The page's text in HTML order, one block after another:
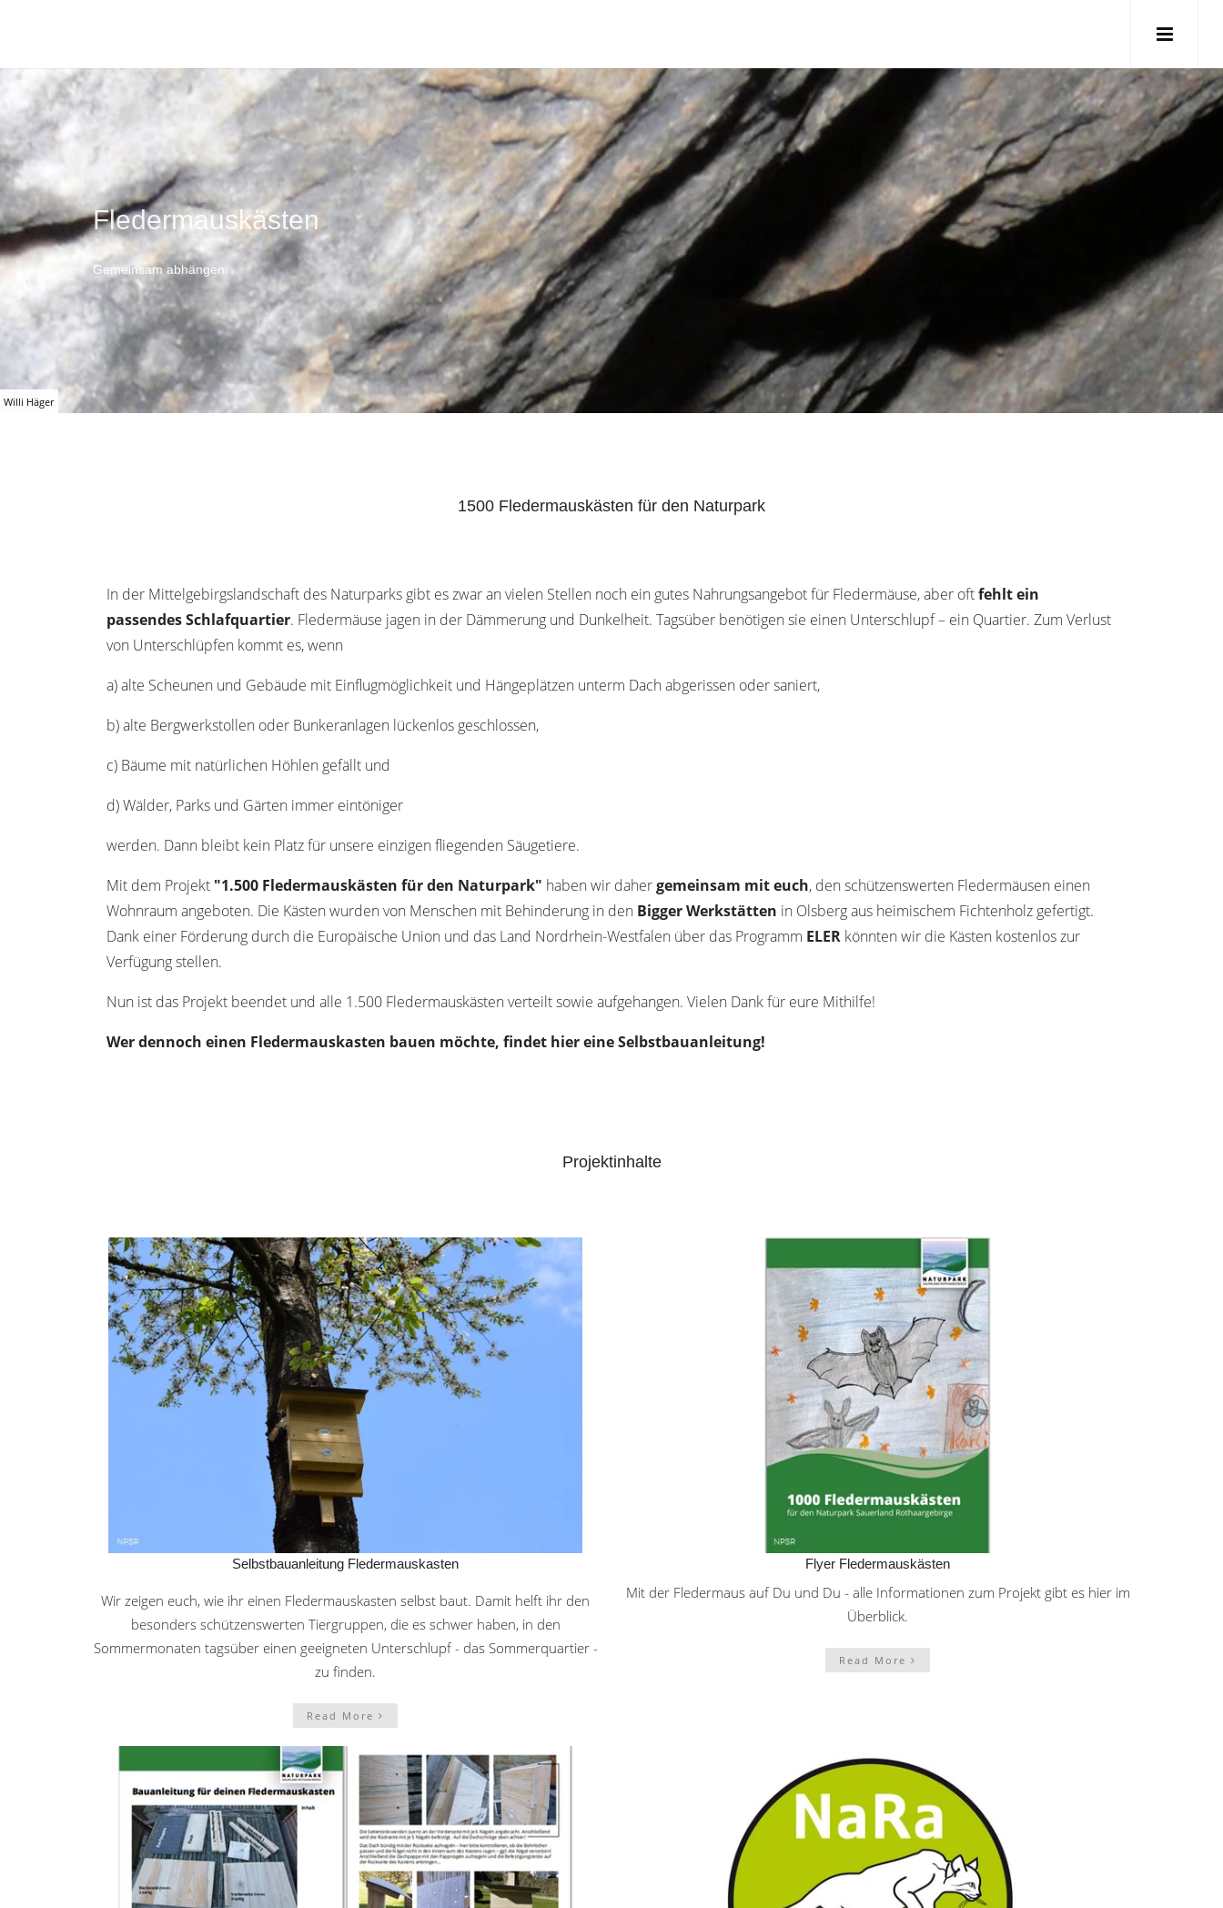
Willi Häger
Fledermauskästen
Gemeinsam abhängen
1500 Fledermauskästen für den Naturpark
In der Mittelgebirgslandschaft des Naturparks gibt es zwar an vielen Stellen noch ein gutes Nahrungsangebot für Fledermäuse, aber oftfehlt ein
passendes Schlafquartier. Fledermäuse jagen in der Dämmerung und Dunkelheit. Tagsüber benötigen sie einen Unterschlupf – ein Quartier. Zum Verlust
von Unterschlüpfen kommt es, wenn
a) alte Scheunen und Gebäude mit Einflugmöglichkeit und Hängeplätzen unterm Dach abgerissen oder saniert,
b) alte Bergwerkstollen oder Bunkeranlagen lückenlos geschlossen,
c) Bäume mit natürlichen Höhlen gefällt und
d) Wälder, Parks und Gärten immer eintöniger
werden. Dann bleibt kein Platz für unsere einzigen fliegenden Säugetiere.
Mit dem Projekt "1.500 Fledermauskästen für den Naturpark" haben wir dahergemeinsam mit euch, den schützenswerten Fledermäusen einen
Wohnraum angeboten. Die Kästen wurden von Menschen mit Behinderung in den Bigger Werkstätten in Olsberg aus heimischem Fichtenholz gefertigt.
Dank einer Förderung durch die Europäische Union und das Land Nordrhein-Westfalen über das Programm ELER könnten wir die Kästen kostenlos zur
Verfügung stellen.
Nun ist das Projekt beendet und alle 1.500 Fledermauskästen verteilt sowie aufgehangen. Vielen Dank für eure Mithilfe!
Wer dennoch einen Fledermauskasten bauen möchte, findet hier eine Selbstbauanleitung!
Projektinhalte
Selbstbauanleitung Fledermauskasten
Wir zeigen euch, wie ihr einen Fledermauskasten selbst baut. Damit helft ihr den
besonders schützenswerten Tiergruppen, die es schwer haben, in den
Sommermonaten tagsüber einen geeigneten Unterschlupf - das Sommerquartier -
zu finden.
Read More
Flyer Fledermauskästen
Mit der Fledermaus auf Du und Du - alle Informationen zum Projekt gibt es hier im
Überblick.
Read More